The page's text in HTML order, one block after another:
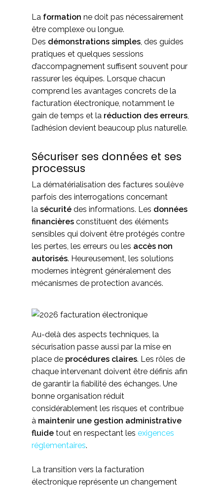
La formation ne doit pas nécessairement
être complexe ou longue.
Des démonstrations simples, des guides
pratiques et quelques sessions
d’accompagnement suffisent souvent pour
rassurer les équipes. Lorsque chacun
comprend les avantages concrets de la
facturation électronique, notamment le
gain de temps et la réduction des erreurs,
l’adhésion devient beaucoup plus naturelle.
Sécuriser ses données et ses
processus
La dématérialisation des factures soulève
parfois des interrogations concernant
la sécurité des informations. Les données
financières constituent des éléments
sensibles qui doivent être protégés contre
les pertes, les erreurs ou les accès non
autorisés. Heureusement, les solutions
modernes intègrent généralement des
mécanismes de protection avancés.
Au-delà des aspects techniques, la
sécurisation passe aussi par la mise en
place de procédures claires. Les rôles de
chaque intervenant doivent être définis afin
de garantir la fiabilité des échanges. Une
bonne organisation réduit
considérablement les risques et contribue
à maintenir une gestion administrative
fluide tout en respectant les exigences
réglementaires.
La transition vers la facturation
électronique représente un changement